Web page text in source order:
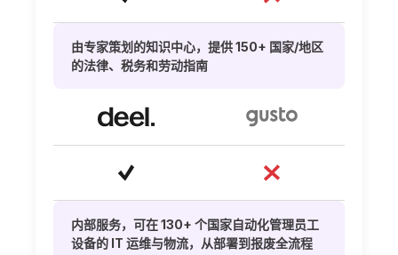
由专家策划的知识中心，提供 150+ 国家/地区
的法律、税务和劳动指南
内部服务，可在 130+ 个国家自动化管理员工
设备的 IT 运维与物流，从部署到报废全流程